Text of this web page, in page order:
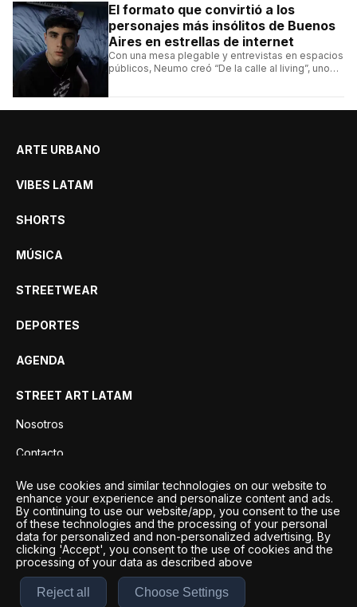
El formato que convirtió a los
personajes más insólitos de Buenos
Aires en estrellas de internet
Con una mesa plegable y entrevistas en espacios
públicos, Neumo creó “De la calle al living”, uno
ARTE URBANO
VIBES LATAM
SHORTS
MÚSICA
STREETWEAR
DEPORTES
AGENDA
STREET ART LATAM
Nosotros
Contacto
Privacidad
We use cookies and similar technologies on our website to
enhance your experience and personalize content and ads.
By continuing to use our website/app, you consent to the use
of these technologies and the processing of your personal
data for personalized and non-personalized advertising. By
clicking 'Accept', you consent to the use of cookies and the
processing of your data as described above
Reject all Choose Settings